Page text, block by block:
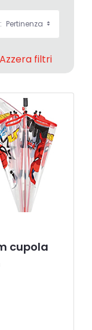
Pertinenza
Azzera filtri
cupola